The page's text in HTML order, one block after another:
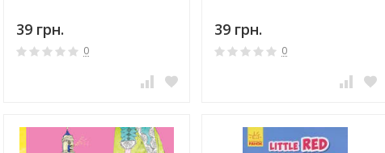
39 грн.
0
39 грн.
0